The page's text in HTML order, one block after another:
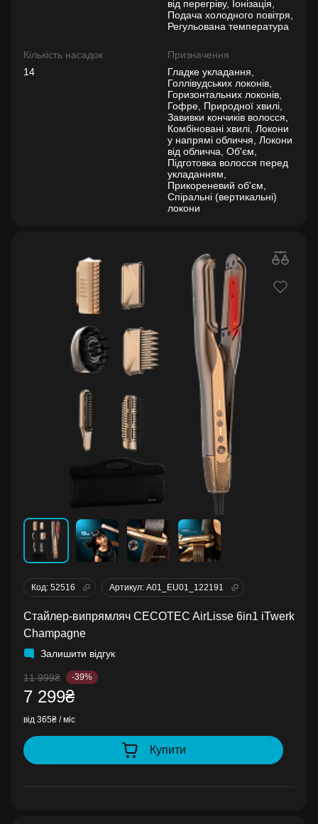
від перегріву, Іонізація,
Подача холодного повітря,
Регульована температура
Кількість насадок
14
Призначення
Гладке укладання,
Голлівудських локонів,
Горизонтальних локонів,
Гофре, Природної хвилі,
Завивки кончиків волосся,
Комбіновані хвилі, Локони
у напрямі обличчя, Локони
від обличча, Об'єм,
Підготовка волосся перед
укладанням,
Прикореневий об'єм,
Спіральні (вертикальні)
локони
Код: 52516 Артикул: A01_EU01_122191
Стайлер-випрямляч CECOTEC AirLisse 6in1 iTwerk
Champagne
Залишити відгук
11 999₴ -39%
7 299₴
від 365₴ / міс
Купити